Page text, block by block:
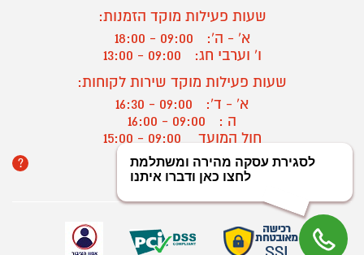
שעות פעילות מוקד הזמנות:
א' - ה':
09:00 - 18:00
ו' וערבי חג:
09:00 - 13:00
שעות פעילות מוקד שירות לקוחות:
א' - ד':
09:00 - 16:30
ה :
09:00 - 16:00
חול המועד
? יצירת קשר/ביטול הזמנה